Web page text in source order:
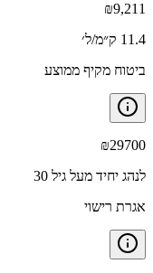
₪9,211
11.4 ק״מ/ל׳
ביטוח מקיף ממוצע
₪29700
לנהג יחיד מעל גיל 30
אגרת רישוי